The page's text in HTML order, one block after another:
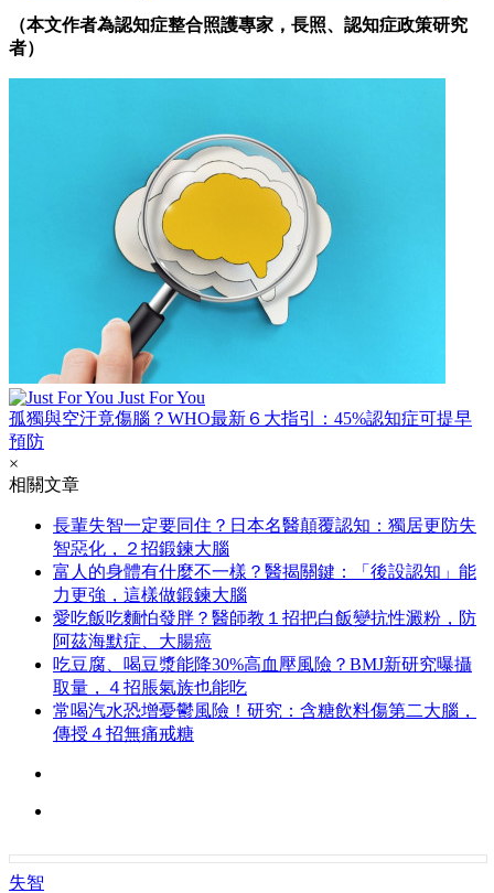
（本文作者為認知症整合照護專家，長照、認知症政策研究
者）
Just For You
孤獨與空汙竟傷腦？WHO最新６大指引：45%認知症可提早
預防
×
相關文章
長輩失智一定要同住？日本名醫顛覆認知：獨居更防失
智惡化，２招鍛鍊大腦
富人的身體有什麼不一樣？醫揭關鍵：「後設認知」能
力更強，這樣做鍛鍊大腦
愛吃飯吃麵怕發胖？醫師教１招把白飯變抗性澱粉，防
阿茲海默症、大腸癌
吃豆腐、喝豆漿能降30%高血壓風險？BMJ新研究曝攝
取量，４招脹氣族也能吃
常喝汽水恐增憂鬱風險！研究：含糖飲料傷第二大腦，
傳授４招無痛戒糖
失智